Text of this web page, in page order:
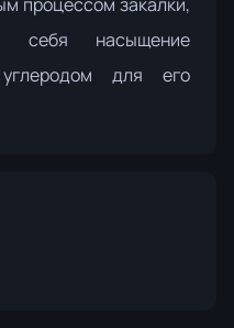
себя насыщение
для его